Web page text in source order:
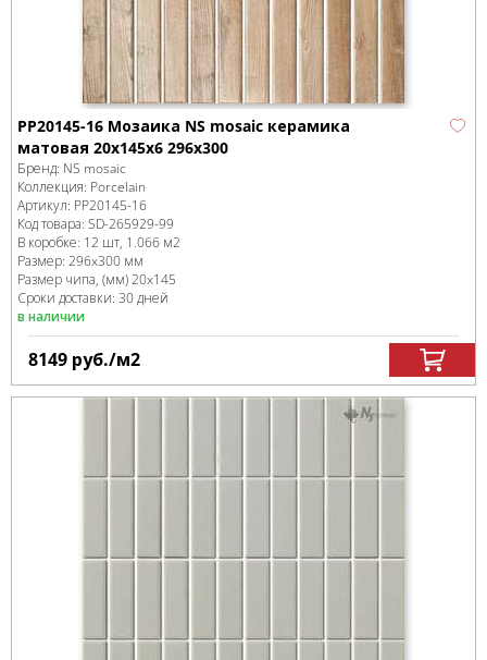
PP20145-16 Мозаика NS mosaic керамика
матовая 20x145x6 296x300
Бренд: NS mosaic
Коллекция: Porcelain
Артикул: PP20145-16
Код товара: SD-265929-99
В коробке: 12 шт, 1.066 м2
Размер: 296x300 мм
Размер чипа, (мм)20x145
Сроки доставки: 30 дней
в наличии
8149 руб./м2